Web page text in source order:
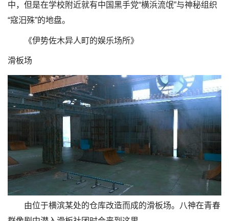
中，但是在学校附近就有中国黑手党“横浜流氓”与神秘组织
“寇汨殊”的地盘。
《伊势佐木异人町的娱乐场所》
滑板场
由位于横滨某处的仓库改造而成的滑板场。八神在青春